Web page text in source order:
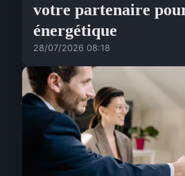
votre partenaire
énergétique
28/07/2026 08:18